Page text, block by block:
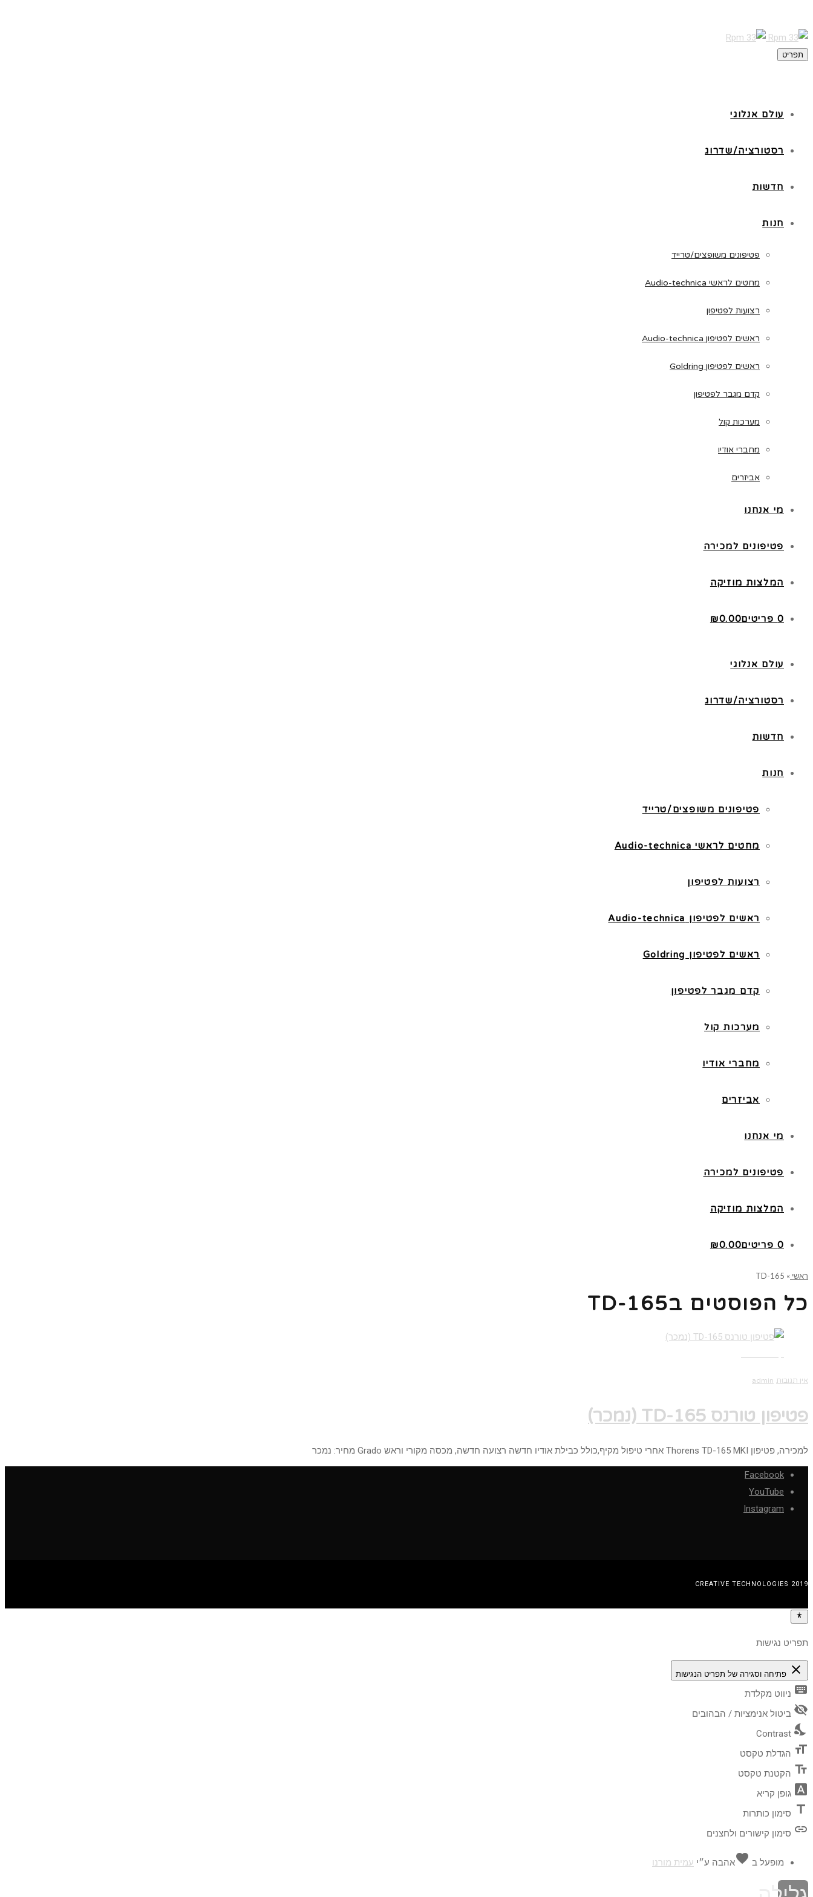
תפריט
עולם אנלוגי
רסטורציה/שדרוג
חדשות
חנות
פטיפונים משופצים/טרייד
מחטים לראשי Audio-technica
רצועות לפטיפון
ראשים לפטיפון Audio-technica
ראשים לפטיפון Goldring
קדם מגבר לפטיפון
מערכות קול
מחברי אודיו
אביזרים
מי אנחנו
פטיפונים למכירה
המלצות מוזיקה
0 פריטים ₪0.00
עולם אנלוגי
רסטורציה/שדרוג
חדשות
חנות
פטיפונים משופצים/טרייד
מחטים לראשי Audio-technica
רצועות לפטיפון
ראשים לפטיפון Audio-technica
ראשים לפטיפון Goldring
קדם מגבר לפטיפון
מערכות קול
מחברי אודיו
אביזרים
מי אנחנו
פטיפונים למכירה
המלצות מוזיקה
0 פריטים ₪0.00
ראשי »
TD-165
כל הפוסטים בTD-165
אין תגובות admin
פטיפון טורנס TD-165 (נמכר)
למכירה, פטיפון Thorens TD-165 MKI אחרי טיפול מקיף,כולל כבילת אודיו חדשה רצועה חדשה, מכסה מקורי וראש Grado מחיר: נמכר
Facebook
YouTube
Instagram
CREATIVE TECHNOLOGIES 2019
תפריט נגישות
close פתיחה וסגירה של תפריט הנגישות
keyboard ניווט מקלדת
visibility_off ביטול אנימציות / הבהובים
nights_stay
Contrast
format_size הגדלת טקסט
text_fields הקטנת טקסט
font_download גופן קריא
title סימון כותרות
link סימון קישורים ולחצנים
מופעל ב favoriteאהבה ע״י עמית מורנו